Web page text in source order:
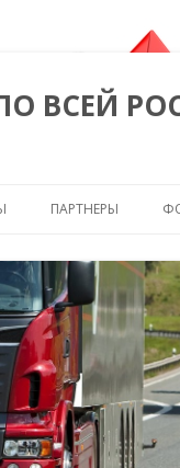
ВСЕЙ
ПАРТНЕРЫ